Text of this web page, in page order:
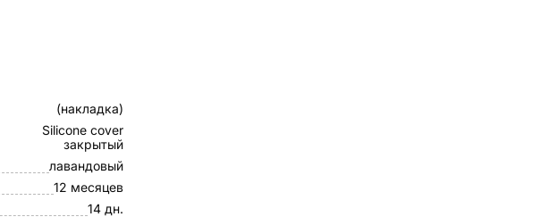
(накладка)
Silicone cover
закрытый
лавандовый
12 месяцев
14 дн.